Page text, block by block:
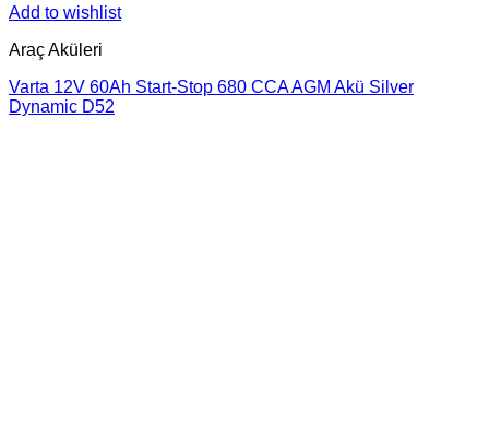
Add to wishlist
Araç Aküleri
Varta 12V 60Ah Start-Stop 680 CCA AGM Akü Silver
Dynamic D52